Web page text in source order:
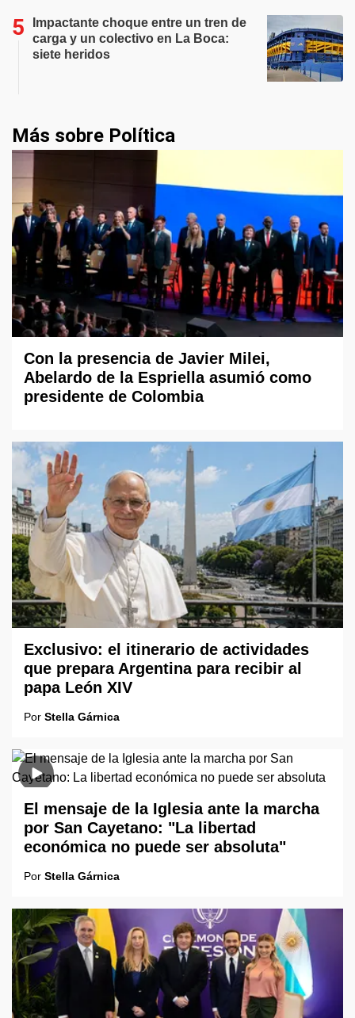
Impactante choque entre un tren de
carga y un colectivo en La Boca:
siete heridos
Más sobre Política
Con la presencia de Javier Milei,
Abelardo de la Espriella asumió como
presidente de Colombia
Exclusivo: el itinerario de actividades
que prepara Argentina para recibir al
papa León XIV
Por Stella Gárnica
El mensaje de la Iglesia ante la marcha
por San Cayetano: "La libertad
económica no puede ser absoluta"
Por Stella Gárnica